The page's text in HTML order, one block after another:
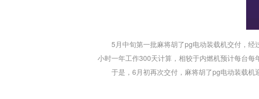
5月中旬第一批麻将胡了pg电动装载机交付，经
小时一年工作300天计算，相较于内燃机预计每台
于是，6月初再次交付， 麻将胡了pg电动装载机